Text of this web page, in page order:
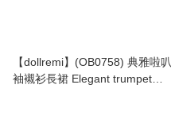
【dollremi】(OB0758) 典雅啦叭
袖襯衫長裙 Elegant trumpet